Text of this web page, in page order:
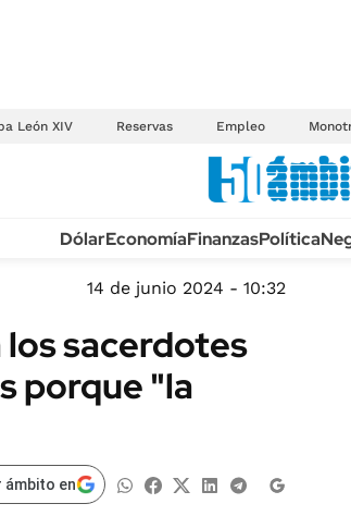
León XIV Reservas Empleo
TECNOLOGÍA
MÉXICO
MUNDO
INFORMACIÓN GENERAL
DólarEconomíaFinanzasPolítica
14 de junio 2024 - 10:32
los sacerdotes
porque "la
ámbito en